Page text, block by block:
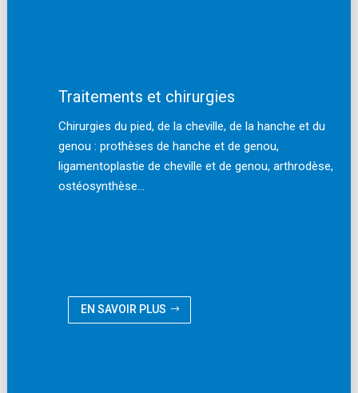
Traitements et chirurgies
Chirurgies du pied, de la cheville, de la hanche et du
genou : prothèses de hanche et de genou,
ligamentoplastie de cheville et de genou, arthrodèse,
ostéosynthèse…
EN SAVOIR PLUS